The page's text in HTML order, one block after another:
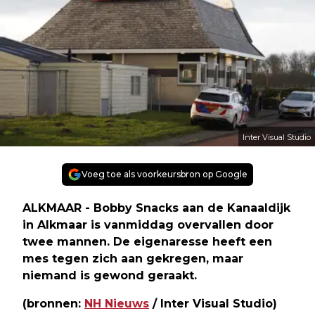
Inter Visual Studio
Voeg toe als voorkeursbron op Google
ALKMAAR - Bobby Snacks aan de Kanaaldijk
in Alkmaar is vanmiddag overvallen door
twee mannen. De eigenaresse heeft een
mes tegen zich aan gekregen, maar
niemand is gewond geraakt.
(bronnen: NH Nieuws / Inter Visual Studio)